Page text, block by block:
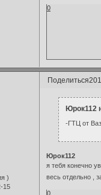
0
Поделиться
)
15
Юрок112
-ГТЦ от
Юрок112
я тебя конечно
весь отдельно ,
0